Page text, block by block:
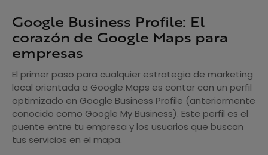
Google Business Profile: El
corazón de Google Maps para
empresas
El primer paso para cualquier estrategia de marketing
local orientada a Google Maps es contar con un perfil
optimizado en Google Business Profile (anteriormente
conocido como Google My Business). Este perfil es el
puente entre tu empresa y los usuarios que buscan
tus servicios en el mapa.